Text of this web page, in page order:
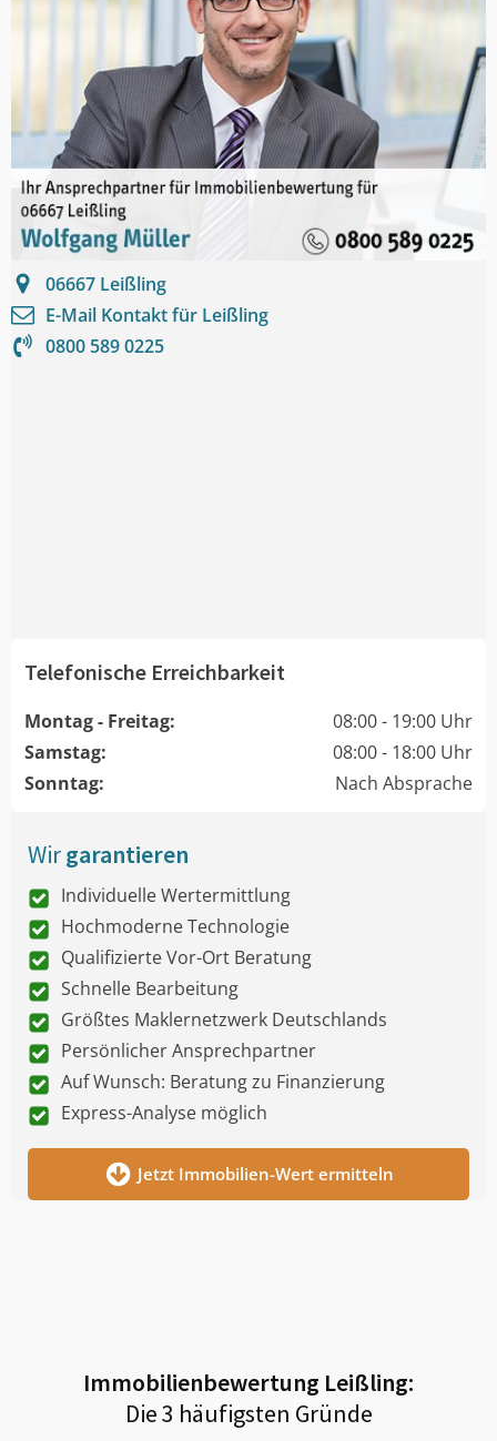
06667 Leißling
E-Mail Kontakt für Leißling
0800 589 0225
Telefonische Erreichbarkeit
Montag - Freitag:
08:00 - 19:00 Uhr
Samstag:
08:00 - 18:00 Uhr
Sonntag:
Nach Absprache
Wirgarantieren
Individuelle Wertermittlung
Hochmoderne Technologie
Qualifizierte Vor-Ort Beratung
Schnelle Bearbeitung
Größtes Maklernetzwerk Deutschlands
Persönlicher Ansprechpartner
Auf Wunsch: Beratung zu Finanzierung
Express-Analyse möglich
Jetzt Immobilien-Wert ermitteln
Immobilienbewertung Leißling:
Die 3 häufigsten Gründe